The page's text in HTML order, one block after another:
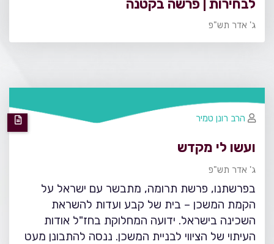
לבחירות | פרשה בקטנה
ג' אדר תש"פ
ועשו לי מקדש
ג' אדר תש"פ
בפרשתנו, פרשת תרומה, מתבשר עם ישראל על
הקמת המשכן – בית של קבע ועדות להשראת
השכינה בישראל. ידועה המחלוקת בחז"ל אודות
העיתוי של הציווי לבניית המשכן. ננסה להתבונן מעט
הרב רונן טמיר